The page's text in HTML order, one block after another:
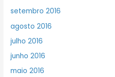
setembro 2016
agosto 2016
julho 2016
junho 2016
maio 2016